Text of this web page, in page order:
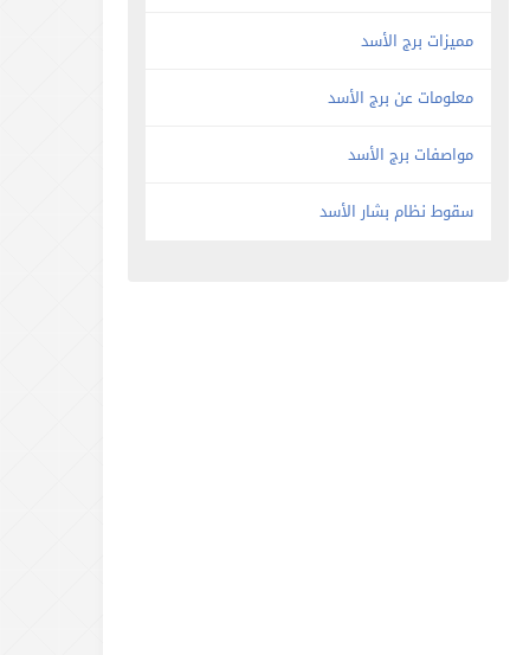
مميزات برج الأسد
معلومات عن برج الأسد
مواصفات برج الأسد
سقوط نظام بشار الأسد